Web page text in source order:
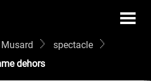
spectacle
dehors